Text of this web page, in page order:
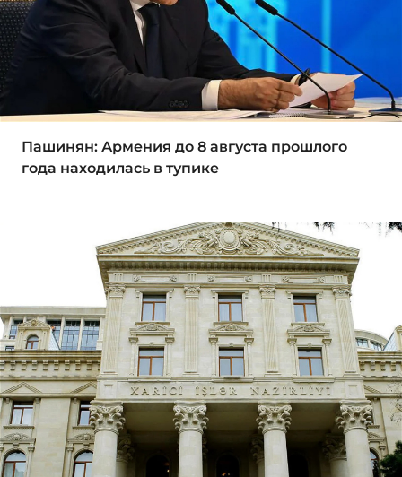
Пашинян: Армения до 8 августа прошлого
года находилась в тупике